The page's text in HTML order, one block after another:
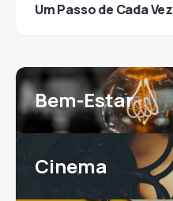
Um Passo de Cada Vez
Bem-Estar
Cinema